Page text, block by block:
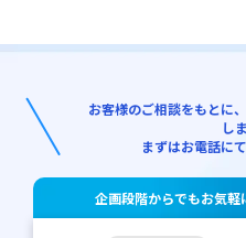
お客様のご相談をもとに
し
まずはお電話に
企画段階からでもお気